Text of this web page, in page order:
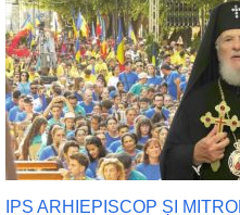
IPS ARHIEPISCOP ȘI